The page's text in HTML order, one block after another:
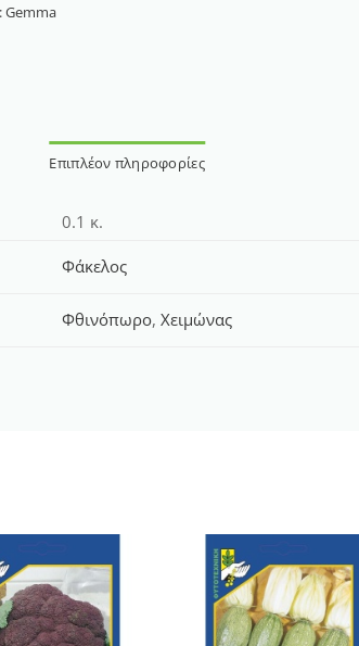
Gemma
Επιπλέον πληροφορίες
0.1 κ.
Φάκελος
Φθινόπωρο, Χειμώνας